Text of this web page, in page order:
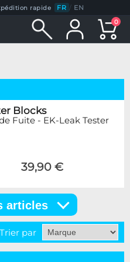
rapide FR / EN
0
Blocks
Fuite - EK-Leak Tester
39,90 €
articles
Trier par